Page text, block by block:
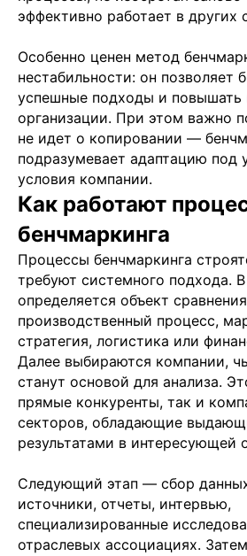
эффективно работает в других
Особенно ценен метод
нестабильности: он позволяет
успешные подходы и повышать
организации. При этом важно
не идет о копировании —
подразумевает адаптацию под
условия компании.
Как работают
бенчмаркинга
Процессы бенчмаркинга
требуют системного подхода.
определяется объект
производственный процесс,
стратегия, логистика или
Далее выбираются компании,
станут основой для анализа.
прямые конкуренты, так и
секторов, обладающие
результатами в интересующей
Следующий этап — сбор
источники, отчеты, интервью,
специализированные
отраслевых ассоциациях.